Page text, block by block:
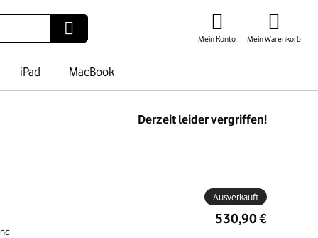
Mein Konto Mein Warenkorb
iPad MacBook
Derzeit leider vergriffen!
Ausverkauft
530,90 €